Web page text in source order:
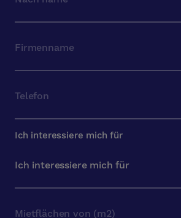
Ich interessiere mich für